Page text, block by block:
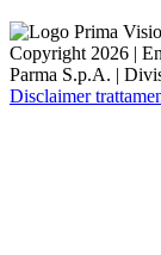
Copyright 2026 |
Parma S.p.A. |
Disclaimer